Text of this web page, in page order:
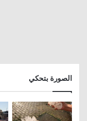
الصورة بتحكي